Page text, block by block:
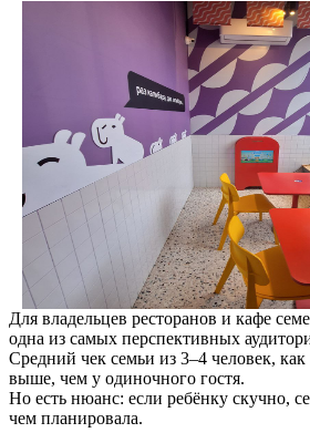
Для владельцев ресторанов и кафе
одна из самых перспективных
Средний чек семьи из 3–4 человек, как
выше, чем у одиночного гостя.
Но есть нюанс: если ребёнку скучно,
чем планировала.